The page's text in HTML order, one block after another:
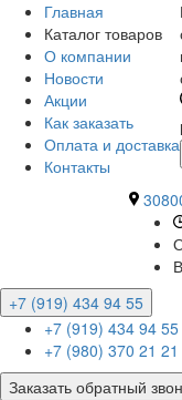
Главная
Каталог товаров
О компании
Новости
Акции
Как заказать
Оплата и доставка
Контакты
+7 (919) 434 94 55
+7 (919) 434 94 55
+7 (980) 370 21 21
Заказать обратный